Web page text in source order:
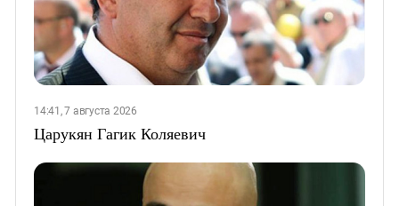
14:41, 7 августа 2026
Царукян Гагик Коляевич